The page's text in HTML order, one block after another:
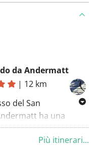
da Andermatt
| 12 km
del San
ha una
12 km e
di 2106 m.
Più itinerari...